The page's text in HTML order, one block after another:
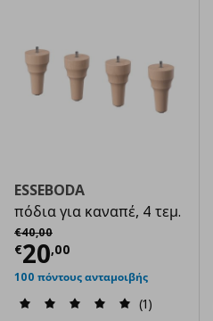
ESSEBODA
πόδια για καναπέ, 4 τεμ.
€40,00
Αρχική τιμή
€20,00
Τρέχουσα τιμή
100 πόντους ανταμοιβής
(1)